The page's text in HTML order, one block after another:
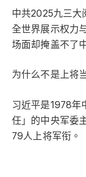
中共2025九三大
全世界展示权力
场面却掩盖不了
为什么不是上将
习近平是1978年
任」的中央军委
79人上将军衔。